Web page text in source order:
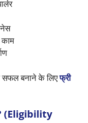
सफल बनाने के लिएफ्री
(Eligibility